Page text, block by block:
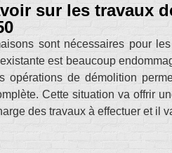
sur les travaux
sont nécessaires pour
est beaucoup
opérations de démolition
Cette situation va offrir
des travaux à effectuer et il